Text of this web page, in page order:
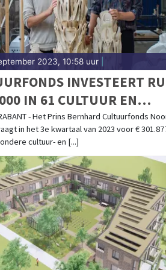
2023, 10:58 uur
INVESTEERT
IN 61 CULTUUR EN
- Het Prins Bernhard Cultuurfonds
in het 3e kwartaal van 2023 voor €
cultuur- en [...]